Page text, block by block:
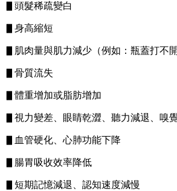
▋頭髮稀疏變白
▋身高縮短
▋肌肉量與肌力減少（例如：瓶蓋打不開
▋骨質流失
▋體重增加或脂肪增加
▋視力變差、眼睛乾澀、聽力減退、嗅
▋血管硬化、心肺功能下降
▋腸胃吸收效率降低
▋短期記憶減退、認知速度減慢